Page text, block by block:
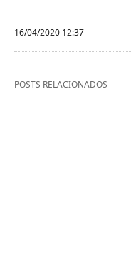
16/04/2020 12:37
POSTS RELACIONADOS